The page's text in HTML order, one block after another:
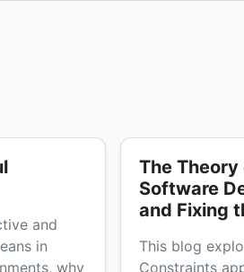
and
in
why
The
Software
and Fixing
This blog
Constraints